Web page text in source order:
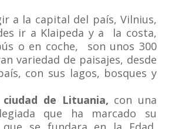
a la capital del país, Vilnius,
ir a Klaipeda y a la costa,
o en coche, son unos 300
variedad de paisajes, desde
con sus lagos, bosques y
de Lituania, con una
que ha marcado su